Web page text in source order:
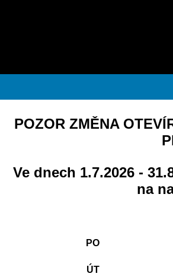
POZOR ZMĚNA
Ve dnech 1.7.2026 -
na
PO
ÚT